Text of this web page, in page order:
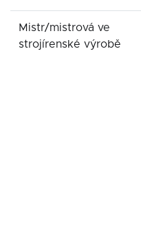
Mistr/mistrová ve
strojírenské výrobě